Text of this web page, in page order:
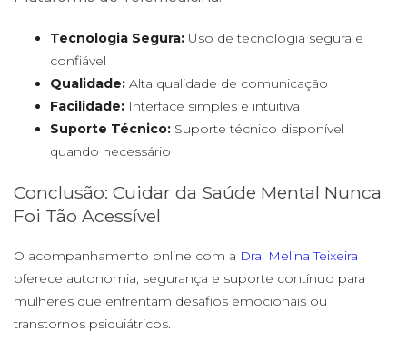
Tecnologia Segura: Uso de tecnologia segura e
confiável
Qualidade: Alta qualidade de comunicação
Facilidade: Interface simples e intuitiva
Suporte Técnico: Suporte técnico disponível
quando necessário
Conclusão: Cuidar da Saúde Mental Nunca
Foi Tão Acessível
O acompanhamento online com a Dra. Melina Teixeira
oferece autonomia, segurança e suporte contínuo para
mulheres que enfrentam desafios emocionais ou
transtornos psiquiátricos.